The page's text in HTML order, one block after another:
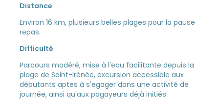
Distance
Environ 16 km, plusieurs belles plages pour la pause
repas.
Difficulté
Parcours modéré, mise à l'eau facilitante depuis la
plage de Saint-Irénée, excursion accessible aux
débutants aptes à s'egager dans une activité de
journée, ainsi qu'aux pagayeurs déjà initiés.